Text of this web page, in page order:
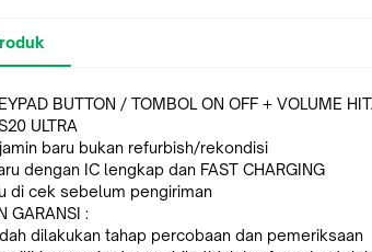
BUTTON / TOMBOL ON OFF + VOLUME
ULTRA
baru bukan refurbish/rekondisi
dengan IC lengkap dan FAST CHARGING
di cek sebelum pengiriman
GARANSI :
dilakukan tahap percobaan dan pemeriksaan